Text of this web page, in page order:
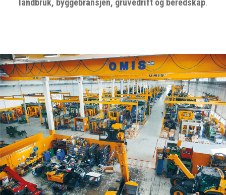
landbruk, byggebransjen, gruvedrift og beredskap.